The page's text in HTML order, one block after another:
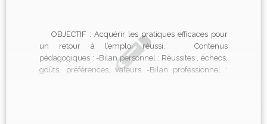
OBJECTIF : Acquérir les pratiques efficaces pour
un retour à l’emploi réussi.
Contenus
pédagogiques : -Bilan personnel : Réussites , échecs,
goûts, préférences, valeurs -Bilan professionnel :